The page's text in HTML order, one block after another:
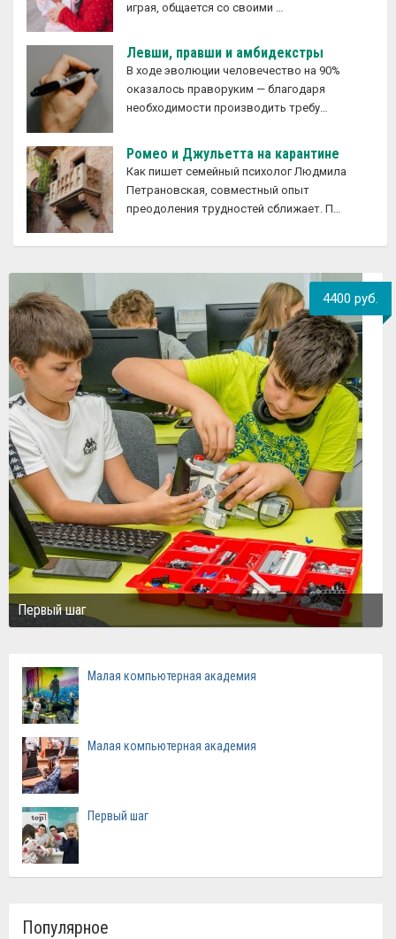
играя, общается со своими …
Левши, правши и амбидекстры
В ходе эволюции человечество на 90%
оказалось праворуким — благодаря
необходимости производить требу…
Ромео и Джульетта на карантине
Как пишет семейный психолог Людмила
Петрановская, совместный опыт
преодоления трудностей сближает. П…
4400 руб.
Первый шаг
Малая компьютерная академия
Малая компьютерная академия
Первый шаг
Популярное